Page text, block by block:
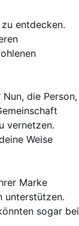
entdecken.
die Person,
vernetzen.
Weise
Marke
unterstützen.
sogar bei